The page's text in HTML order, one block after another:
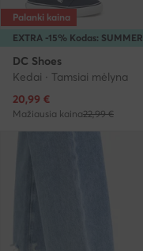
EXTRA -15% Kodas: SUMMER
Palanki kaina
DC Shoes
Kedai · Tamsiai mėlyna
Dabartinė kaina
20,99 €
Mažiausia kaina22,99 €